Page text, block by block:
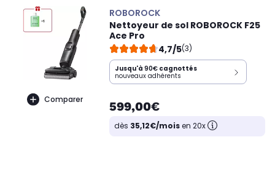
Comparer
ROBOROCK
Nettoyeur de sol ROBOROCK F25
Ace Pro
4,7/5(3)
Jusqu'à 90€ cagnottés
nouveaux adhérents
599,00€
dès 35,12€/moisen 20x